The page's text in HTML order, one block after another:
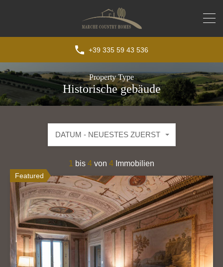
+39 335 59 43 536
Property Type
Historische gebäude
1 bis 4 von 4 Immobilien
DATUM - NEUESTES ZUERST
Featured